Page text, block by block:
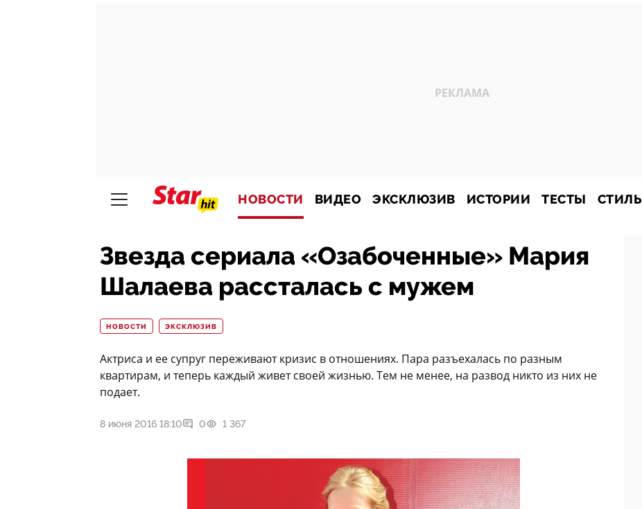
НОВОСТИ ВИДЕО ЭКСКЛЮЗИВ ИСТОРИИ ТЕСТЫ СТИЛЬ
Звезда сериала «Озабоченные» Мария
Шалаева рассталась с мужем
НОВОСТИ ЭКСКЛЮЗИВ
Актриса и ее супруг переживают кризис в отношениях. Пара разъехалась по разным
квартирам, и теперь каждый живет своей жизнью. Тем не менее, на развод никто из них не
подает.
8 июня 2016 18:10 0 1 367